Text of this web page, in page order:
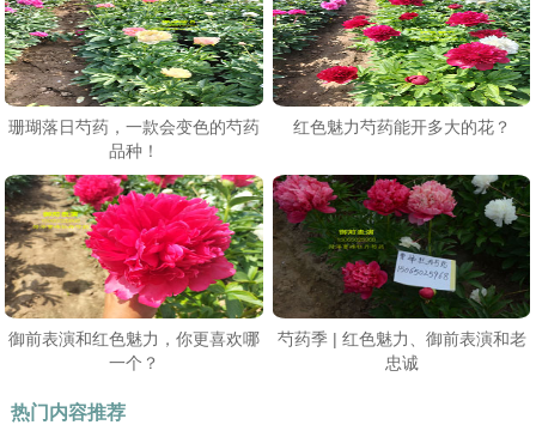
珊瑚落日芍药，一款会变色的芍药
品种！
红色魅力芍药能开多大的花？
御前表演和红色魅力，你更喜欢哪
一个？
芍药季 | 红色魅力、御前表演和老
忠诚
热门内容推荐